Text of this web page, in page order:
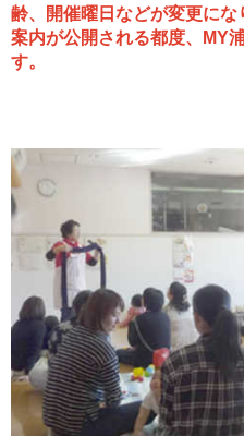
齢、開催曜日などが変更に
案内が公開される都度、MY
す。